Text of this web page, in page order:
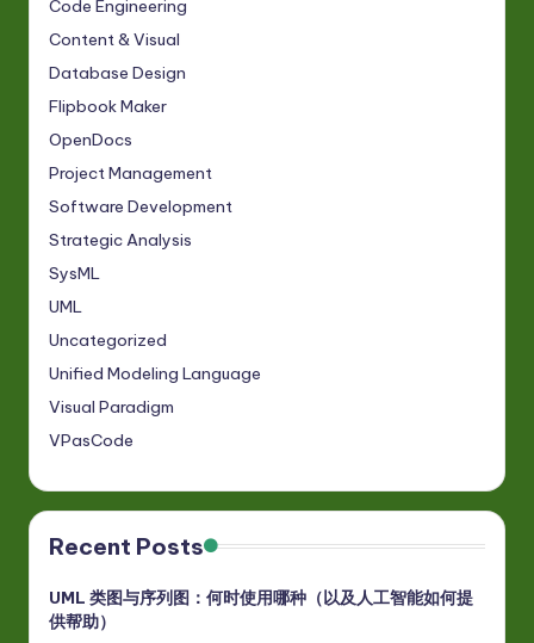
Code Engineering
Content & Visual
Database Design
Flipbook Maker
OpenDocs
Project Management
Software Development
Strategic Analysis
SysML
UML
Uncategorized
Unified Modeling Language
Visual Paradigm
VPasCode
Recent Posts
UML 类图与序列图：何时使用哪种（以及人工智能如何提
供帮助）